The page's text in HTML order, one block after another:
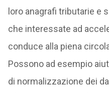
loro anagrafi tributarie e
che interessate ad
conduce alla piena
Possono ad esempio
di normalizzazione dei